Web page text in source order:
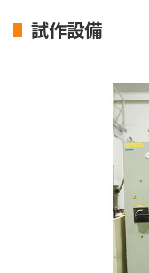
試作設備